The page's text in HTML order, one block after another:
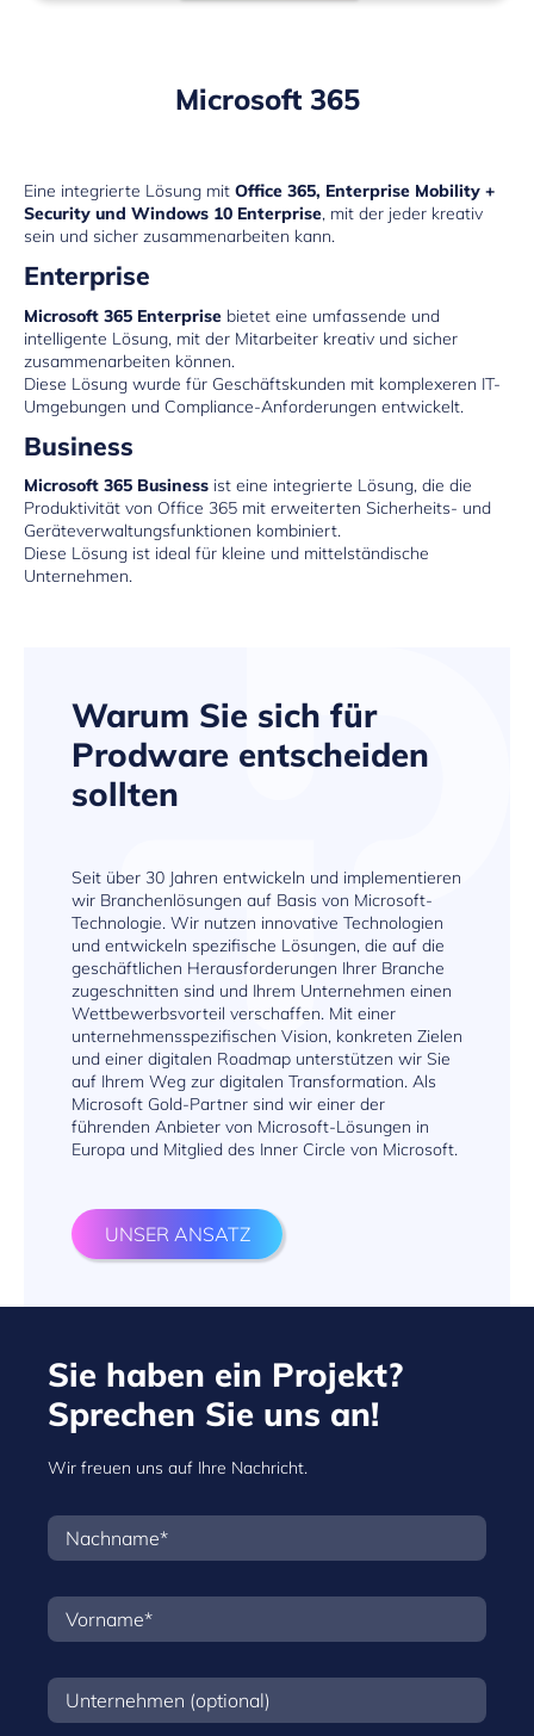
Microsoft 365
Eine integrierte Lösung mit Office 365, Enterprise Mobility +
Security und Windows 10 Enterprise, mit der jeder kreativ
sein und sicher zusammenarbeiten kann.
Enterprise
Microsoft 365 Enterprise bietet eine umfassende und
intelligente Lösung, mit der Mitarbeiter kreativ und sicher
zusammenarbeiten können.
Diese Lösung wurde für Geschäftskunden mit komplexeren IT-
Umgebungen und Compliance-Anforderungen entwickelt.
Business
Microsoft 365 Business ist eine integrierte Lösung, die die
Produktivität von Office 365 mit erweiterten Sicherheits- und
Geräteverwaltungsfunktionen kombiniert.
Diese Lösung ist ideal für kleine und mittelständische
Unternehmen.
Warum Sie sich für
Prodware entscheiden
sollten
Seit über 30 Jahren entwickeln und implementieren
wir Branchenlösungen auf Basis von Microsoft-
Technologie. Wir nutzen innovative Technologien
und entwickeln spezifische Lösungen, die auf die
geschäftlichen Herausforderungen Ihrer Branche
zugeschnitten sind und Ihrem Unternehmen einen
Wettbewerbsvorteil verschaffen. Mit einer
unternehmensspezifischen Vision, konkreten Zielen
und einer digitalen Roadmap unterstützen wir Sie
auf Ihrem Weg zur digitalen Transformation. Als
Microsoft Gold-Partner sind wir einer der
führenden Anbieter von Microsoft-Lösungen in
Europa und Mitglied des Inner Circle von Microsoft.
UNSER ANSATZ
Sie haben ein Projekt?
Sprechen Sie uns an!
Wir freuen uns auf Ihre Nachricht.